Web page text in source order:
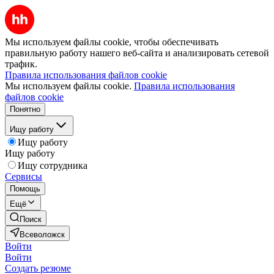
Мы используем файлы cookie, чтобы обеспечивать
правильную работу нашего веб-сайта и анализировать сетевой
трафик.
Правила использования файлов cookie
Мы используем файлы cookie. Правила использования
файлов cookie
Понятно
Ищу работу
Ищу работу
Ищу работу
Ищу сотрудника
Сервисы
Помощь
Ещё
Поиск
Всеволожск
Войти
Войти
Создать резюме